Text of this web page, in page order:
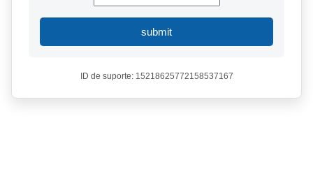
submit
ID de suporte: 15218625772158537167